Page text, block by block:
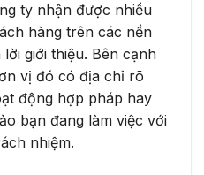
ty nhận được nhiều
hàng trên các nền
giới thiệu. Bên cạnh
vị đó có địa chỉ rõ
động hợp pháp hay
bạn đang làm việc với
nhiệm.